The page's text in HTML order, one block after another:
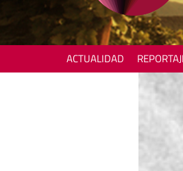
ACTUALIDAD